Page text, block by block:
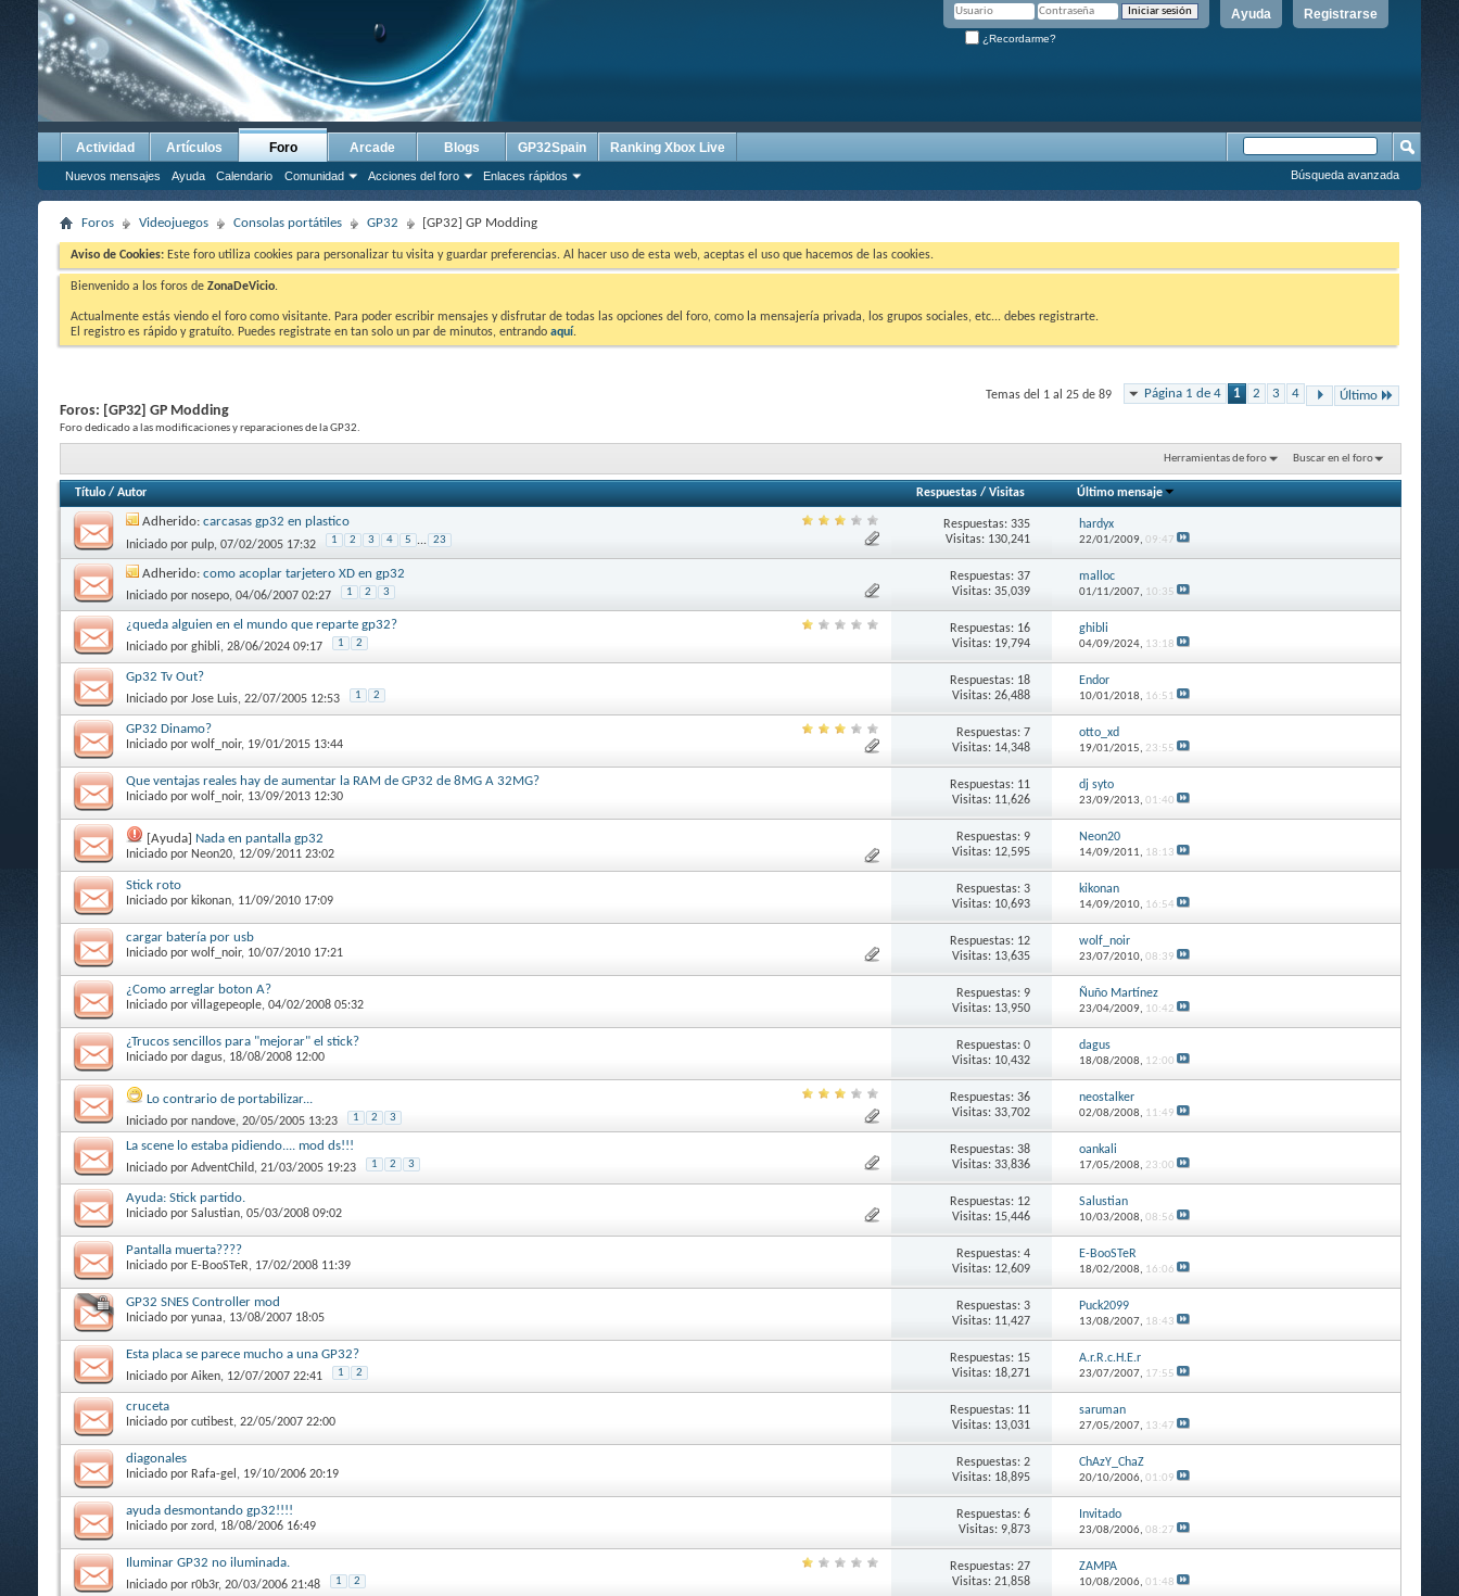
Registrarse
Ayuda
¿Recordarme?
Actividad Artículos Foro
Nuevos mensajes Ayuda Calendario Comunidad Acciones del foro Enlaces rápidos
Arcade Blogs GP32Spain Ranking Xbox Live
Búsqueda avanzada
Foros Videojuegos Consolas portátiles GP32 [GP32] GP Modding
Aviso de Cookies: Este foro utiliza cookies para personalizar tu visita y guardar preferencias. Al hacer uso de esta web, aceptas el uso que hacemos de las cookies.
Bienvenido a los foros de ZonaDeVicio.
Actualmente estás viendo el foro como visitante. Para poder escribir mensajes y disfrutar de todas las opciones del foro, como la mensajería privada, los grupos sociales, etc... debes registrarte.
El registro es rápido y gratuíto. Puedes registrate en tan solo un par de minutos, entrando aquí.
Página 1 de 4 1 2 3 4 Último
Temas del 1 al 25 de 89
Foros: [GP32] GP Modding
Foro dedicado a las modificaciones y reparaciones de la GP32.
Herramientas de foro Buscar en el foro
Título / Autor Respuestas /Visitas Último mensaje
Adherido: carcasas gp32 en plastico
Iniciado por pulp, 07/02/2005 17:32 1 2 3 4 5 ... 23
Respuestas: 335
Visitas: 130,241
hardyx
22/01/2009, 09:47
Adherido: como acoplar tarjetero XD en gp32
Iniciado por nosepo, 04/06/2007 02:27 1 2 3
Respuestas: 37
Visitas: 35,039
malloc
01/11/2007, 10:35
¿queda alguien en el mundo que reparte gp32?
Iniciado por ghibli, 28/06/2024 09:17 1 2
Respuestas: 16
Visitas: 19,794
ghibli
04/09/2024, 13:18
Gp32 Tv Out?
Iniciado por Jose Luis, 22/07/2005 12:53 1 2
Respuestas: 18
Visitas: 26,488
Endor
10/01/2018, 16:51
GP32 Dinamo?
Iniciado por wolf_noir, 19/01/2015 13:44
Respuestas: 7
Visitas: 14,348
otto_xd
19/01/2015, 23:55
Que ventajas reales hay de aumentar la RAM de GP32 de 8MG A 32MG?
Iniciado por wolf_noir, 13/09/2013 12:30
Respuestas: 11
Visitas: 11,626
dj syto
23/09/2013, 01:40
[Ayuda] Nada en pantalla gp32
Iniciado por Neon20, 12/09/2011 23:02
Respuestas: 9
Visitas: 12,595
Neon20
14/09/2011, 18:13
Stick roto
Iniciado por kikonan, 11/09/2010 17:09
Respuestas: 3
Visitas: 10,693
kikonan
14/09/2010, 16:54
cargar batería por usb
Iniciado por wolf_noir, 10/07/2010 17:21
Respuestas: 12
Visitas: 13,635
wolf_noir
23/07/2010, 08:39
¿Como arreglar boton A?
Iniciado por villagepeople, 04/02/2008 05:32
Respuestas: 9
Visitas: 13,950
Ñuño Martínez
23/04/2009, 10:42
¿Trucos sencillos para "mejorar" el stick?
Iniciado por dagus, 18/08/2008 12:00
Respuestas: 0
Visitas: 10,432
dagus
18/08/2008, 12:00
Lo contrario de portabilizar...
Iniciado por nandove, 20/05/2005 13:23 1 2 3
Respuestas: 36
Visitas: 33,702
neostalker
02/08/2008, 11:49
La scene lo estaba pidiendo.... mod ds!!!
Iniciado por AdventChild, 21/03/2005 19:23 1 2 3
Respuestas: 38
Visitas: 33,836
oankali
17/05/2008, 23:00
Ayuda: Stick partido.
Iniciado por Salustian, 05/03/2008 09:02
Respuestas: 12
Visitas: 15,446
Salustian
10/03/2008, 08:56
Pantalla muerta????
Iniciado por E-BooSTeR, 17/02/2008 11:39
Respuestas: 4
Visitas: 12,609
E-BooSTeR
18/02/2008, 16:06
GP32 SNES Controller mod
Iniciado por yunaa, 13/08/2007 18:05
Respuestas: 3
Visitas: 11,427
Puck2099
13/08/2007, 18:43
Esta placa se parece mucho a una GP32?
Iniciado por Aiken, 12/07/2007 22:41 1 2
Respuestas: 15
Visitas: 18,271
A.r.R.c.H.E.r
23/07/2007, 17:55
cruceta
Iniciado por cutibest, 22/05/2007 22:00
Respuestas: 11
Visitas: 13,031
saruman
27/05/2007, 13:47
diagonales
Iniciado por Rafa-gel , 19/10/2006 20:19
Respuestas: 2
Visitas: 18,895
ChAzY_ChaZ
20/10/2006, 01:09
ayuda desmontando gp32!!!!
Iniciado por zord, 18/08/2006 16:49
Respuestas: 6
Visitas: 9,873
Invitado
23/08/2006, 08:27
Iluminar GP32 no iluminada.
Iniciado por r0b3r, 20/03/2006 21:48 1 2
Respuestas: 27
Visitas: 21,858
ZAMPA
10/08/2006, 01:48